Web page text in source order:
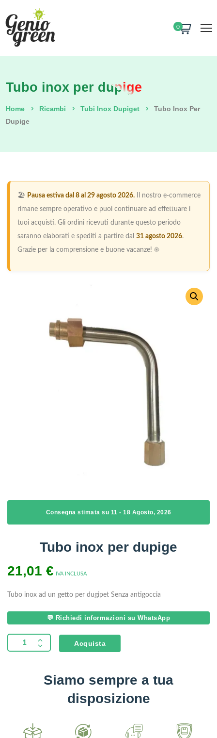
0
Tubo inox per dupige
Home Ricambi Tubi Inox Dupiget
Tubo Inox Per
Dupige
🏖️ Pausa estiva dal 8 al 29 agosto 2026. Il nostro e-commerce
rimane sempre operativo e puoi continuare ad effettuare i
tuoi acquisti. Gli ordini ricevuti durante questo periodo
saranno elaborati e spediti a partire dal 31 agosto 2026.
Grazie per la comprensione e buone vacanze! ☀️
Consegna stimata su 11 - 18 Agosto, 2026
Tubo inox per dupige
21,01 € IVA INCLUSA
Tubo inox ad un getto per dugipet Senza antigoccia
💬 Richiedi informazioni su WhatsApp
Acquista
Siamo sempre a tua
disposizione